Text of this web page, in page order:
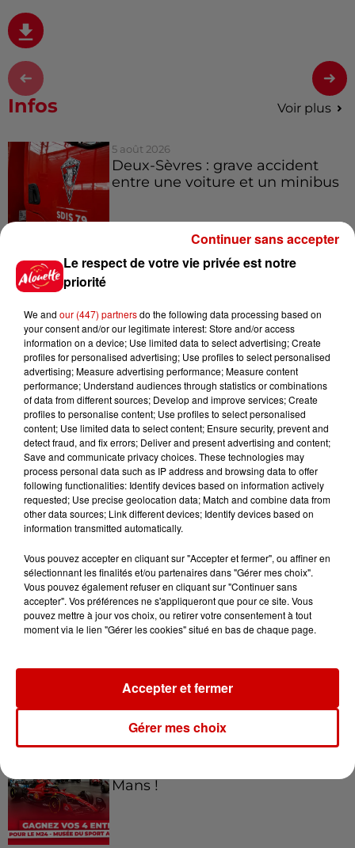
Infos Voir plus
5 août 2026
Deux-Sèvres : grave accident
entre une voiture et un minibus
Violences conjugales : le chef
5 août 2026
"Attention au démarchage
abusif" : la préfecture de la
Gironde...
5 août 2026
À LA UNE : incendie à La
Rochelle, mégaferme de
saumons et succès...
Jeux Voir plus
Gagnez vos entrées pour le
Mans !
Le respect de votre vie privée est notre
priorité
We and our (447) partnersdo the following data processing based on
your consent and/or our legitimate interest: Store and/or access
information on a device; Use limited data to select advertising; Create
profiles for personalised advertising; Use profiles to select personalised
advertising; Measure advertising performance; Measure content
performance; Understand audiences through statistics or combinations
of data from different sources; Develop and improve services; Create
profiles to personalise content; Use profiles to select personalised
content; Use limited data to select content; Ensure security, prevent and
detect fraud, and fix errors; Deliver and present advertising and content;
Save and communicate privacy choices. These technologies may
process personal data such as IP address and browsing data to offer
following functionalities: Identify devices based on information actively
requested; Use precise geolocation data; Match and combine data from
other data sources; Link different devices; Identify devices based on
information transmitted automatically.
Vous pouvez accepter en cliquant sur "Accepter et fermer", ou affiner en
sélectionnant les finalités et/ou partenaires dans "Gérer mes choix".
Vous pouvez également refuser en cliquant sur "Continuer sans
accepter". Vos préférences ne s'appliqueront que pour ce site. Vous
pouvez mettre à jour vos choix, ou retirer votre consentement à tout
moment via le lien "Gérer les cookies" situé en bas de chaque page.
Gérer mes choix
Accepter et fermer
Continuer sans accepter